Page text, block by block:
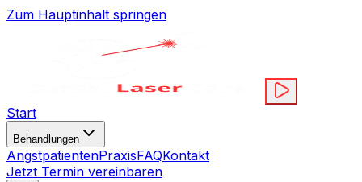
Zum Hauptinhalt springen
Start
Behandlungen
AngstpatientenPraxisFAQKontakt
Jetzt Termin vereinbaren